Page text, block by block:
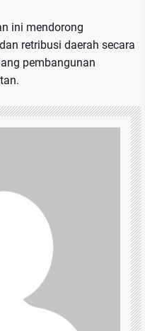
ini mendorong
retribusi daerah secara
pembangunan